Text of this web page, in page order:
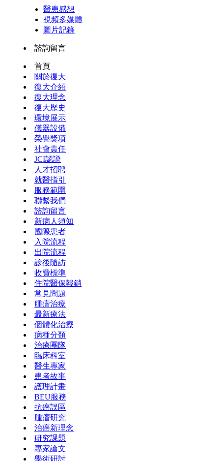
醫患感想
視頻多媒體
圖片記錄
諮詢留言
首頁
關於復大
復大介紹
復大理念
復大歷史
環境展示
儀器設備
榮譽獎項
社會責任
JCI認證
人才招聘
就醫指引
服務範圍
聯繫我們
諮詢留言
新病人須知
國際患者
入院流程
出院流程
診後隨訪
收費標準
住院醫保報銷
常見問題
腫瘤治療
最新療法
個體化治療
病種分類
治療團隊
臨床科室
醫生專家
患者故事
護理計畫
BEU服務
抗癌誤區
腫瘤研究
治癌新理念
研究課題
專家論文
學術研討